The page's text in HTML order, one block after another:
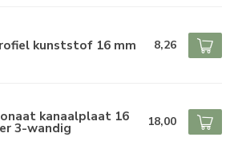
kunststof 16 mm 8,26
kanaalplaat 16
3-wandig 18,00